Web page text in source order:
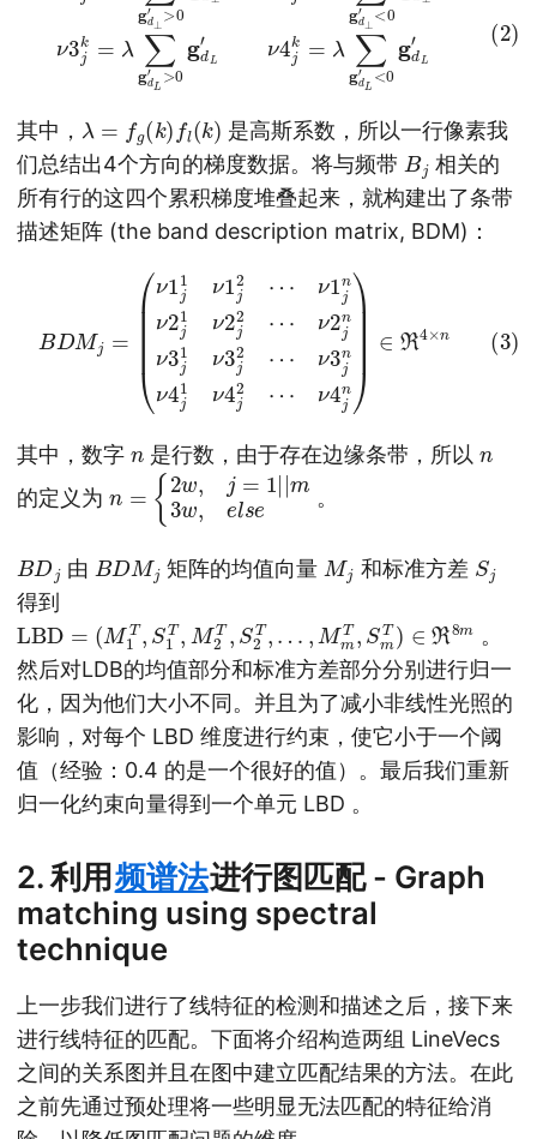
其中， λ ( k)fl k )
是高斯系数，所以一行像素我
们总结出4个方向的梯度数据。将与频带 Bj 相关的
所有行的这四个累积梯度堆叠起来，就构建出了条带
描述矩阵 (the band description matrix, BDM)：
M j= 1ν nν2
3 2 ⋯ 3n 2⋯
其中，数字 是行数，由于存在边缘条带，所以
的定义为 =1||m 3w,e ls e 。
BDj 由 BDM j 矩阵的均值向量 Mj 和标准方差 Sj
得到
LBD M1 T,S 1T,M2T, S2T
…,M ,S mT ∈R 8 m
。
然后对LDB的均值部分和标准方差部分分别进行归一
化，因为他们大小不同。并且为了减小非线性光照的
影响，对每个 LBD 维度进行约束，使它小于一个阈
值（经验：0.4 的是一个很好的值）。最后我们重新
归一化约束向量得到一个单元 LBD 。
2. 利用频谱法进行图匹配 - Graph
matching using spectral
technique
上一步我们进行了线特征的检测和描述之后，接下来
进行线特征的匹配。下面将介绍构造两组 LineVecs
之间的关系图并且在图中建立匹配结果的方法。在此
之前先通过预处理将一些明显无法匹配的特征给消